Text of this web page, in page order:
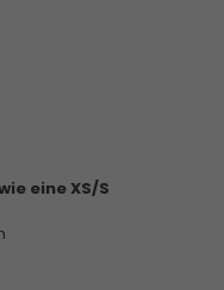
eine XS/S